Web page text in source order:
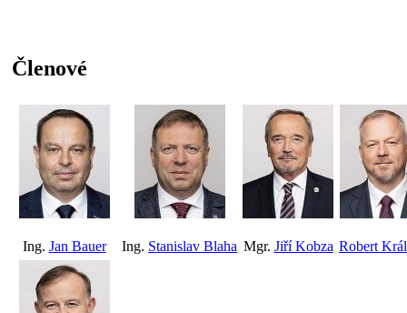
Členové
Ing. Jan Bauer Ing. Stanislav Blaha Mgr. Jiří Kobza Robert